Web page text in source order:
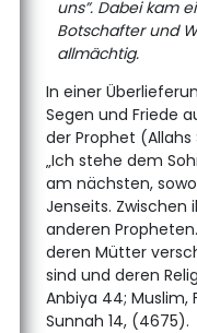
uns”. Dabei kam
Botschafter und
allmächtig.
In einer
Segen und Friede
der Prophet
„Ich stehe dem
am nächsten,
Jenseits. Zwischen
anderen
deren Mütter
sind und deren
Anbiya 44; Muslim,
Sunnah 14, (4675).